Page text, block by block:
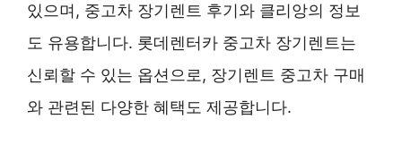
있으며, 중고차 장기렌트 후기와 클리앙의 정보
도 유용합니다. 롯데렌터카 중고차 장기렌트는
신뢰할 수 있는 옵션으로, 장기렌트 중고차 구매
와 관련된 다양한 혜택도 제공합니다.